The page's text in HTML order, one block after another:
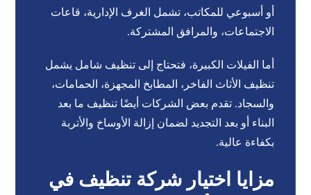
أو أسبوعي للمكاتب، تشمل الغرف الإدارية، قاعات
الاجتماعات، والمرافق المشتركة.
أما الفيلات الكبيرة، فتحتاج إلى تنظيف شامل يشمل
تنظيف الأثاث الفاخر، المطابخ المجهزة، الحمامات،
والسجاد. تقدم بعض الشركات أيضًا تنظيف ما بعد
البناء أو بعد التجديد لضمان إزالة الأوساخ والأتربة
بكفاءة عالية.
مزايا اختيار شركة تنظيف في